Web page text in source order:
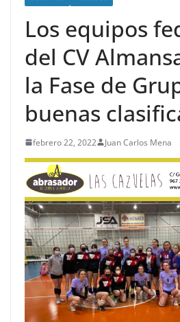
Los equipos
del CV
la Fase de
buenas
febrero 22, 2022 Juan Carlos Mena